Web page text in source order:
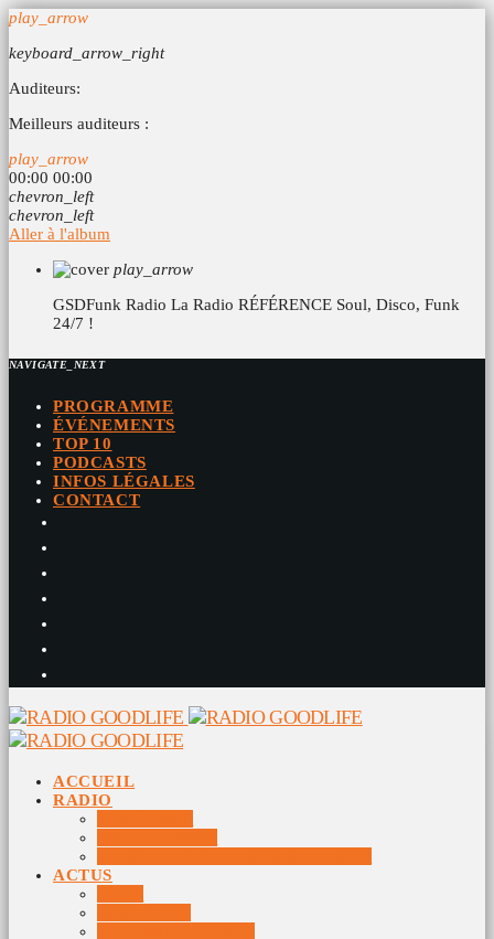
play_arrow
keyboard_arrow_right
Auditeurs:
Meilleurs auditeurs :
play_arrow
00:00 00:00
chevron_left
chevron_left
Aller à l'album
play_arrow
GSDFunk Radio La Radio RÉFÉRENCE Soul, Disco, Funk
24/7 !
NAVIGATE_NEXT
PROGRAMME
ÉVÉNEMENTS
TOP 10
PODCASTS
INFOS LÉGALES
CONTACT
ACCUEIL
RADIO
ACTUS